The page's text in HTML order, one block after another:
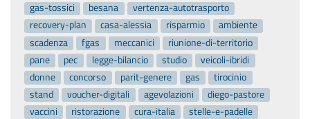
gas-tossici
besana
vertenza-autotrasporto
recovery-plan
casa-alessia risparmio
ambiente
scadenza
fgas meccanici
riunione-di-territorio
pane
pec legge-bilancio studio
veicoli-ibridi
donne
concorso parit-genere gas
tirocinio
stand
voucher-digitali agevolazioni
diego-pastore
vaccini
ristorazione cura-italia
stelle-e-padelle